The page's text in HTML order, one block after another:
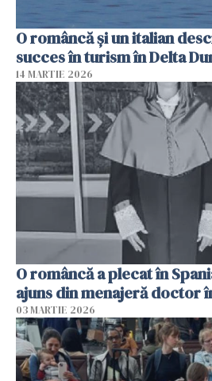
O româncă și un italian
succes în turism în Delta
14 MARTIE 2026
O româncă a plecat în
ajuns din menajeră doctor
03 MARTIE 2026